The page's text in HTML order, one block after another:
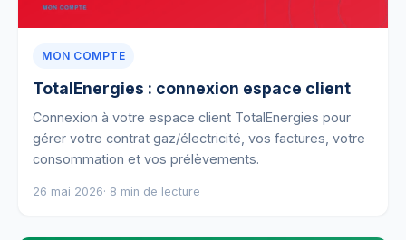
MON COMPTE
TotalEnergies : connexion espace client
Connexion à votre espace client TotalEnergies pour
gérer votre contrat gaz/électricité, vos factures, votre
consommation et vos prélèvements.
26 mai 2026· 8 min de lecture